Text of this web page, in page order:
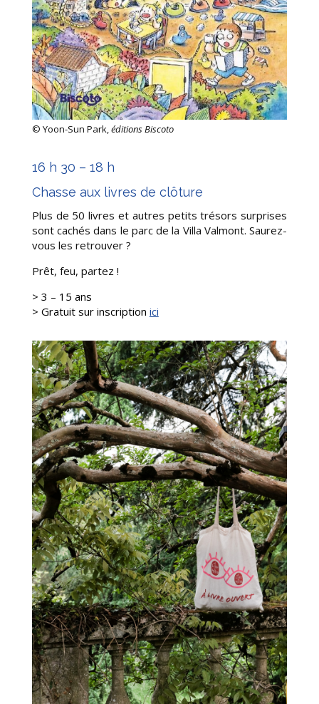
© Yoon-Sun Park, éditions Biscoto
16 h 30 – 18 h
Chasse aux livres de clôture
Plus de 50 livres et autres petits trésors surprises
sont cachés dans le parc de la Villa Valmont. Saurez-
vous les retrouver ?
Prêt, feu, partez !
> 3 – 15 ans
> Gratuit sur inscription ici